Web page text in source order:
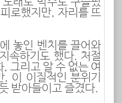
로했지만, 자리를 뜨
놓인 벤치를 끌어와
속하기도 했다. 처절
그리고 알 수 없는 여
이 이질적인 분위기
받아들이고 즐겼다.